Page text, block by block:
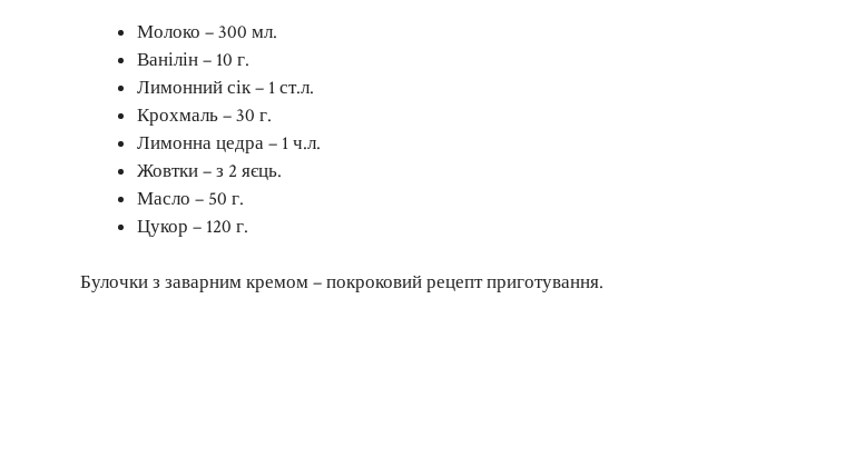
Молоко – 300 мл.
Ванілін – 10 г.
Лимонний сік – 1 ст.л.
Крохмаль – 30 г.
Лимонна цедра – 1 ч.л.
Жовтки – з 2 яєць.
Масло – 50 г.
Цукор – 120 г.
Булочки з заварним кремом – покроковий рецепт приготування.